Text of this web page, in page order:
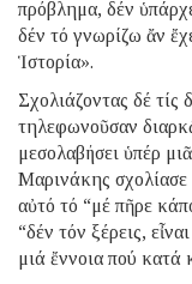
πρόβλημα, δέν
δέν τό γνωρίζω ἄν
Ἱστορία».
Σχολιάζοντας δέ
τηλεφωνοῦσαν
μεσολαβήσει ὑπέρ
Μαρινάκης
αὐτό τό “μέ πῆρε
“δέν τόν ξέρεις,
μιά ἔννοια πού κατά